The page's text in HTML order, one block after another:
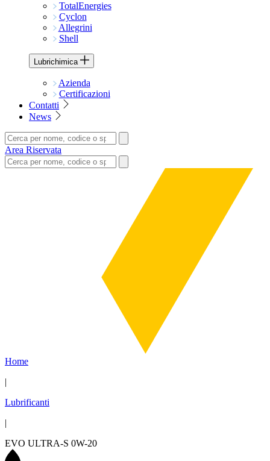
TotalEnergies
Cyclon
Allegrini
Shell
Lubrichimica
Azienda
Certificazioni
Contatti
News
Area Riservata
Home
|
Lubrificanti
|
EVO ULTRA-S 0W-20